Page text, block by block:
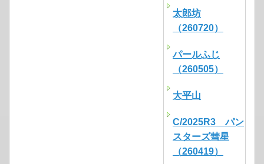
太郎坊
（260720）
パールふじ
（260505）
大平山
C/2025R3 パン
スターズ彗星
（260419）